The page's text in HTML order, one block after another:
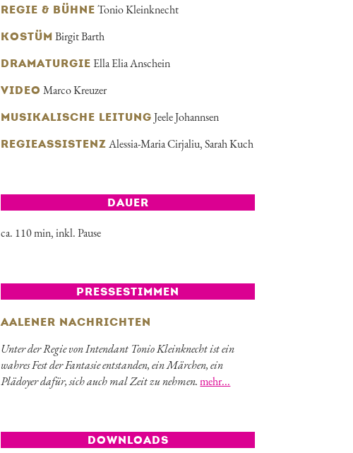
REGIE & BÜHNE Tonio Kleinknecht
KOSTÜM Birgit Barth
DRAMATURGIE Ella Elia Anschein
VIDEO Marco Kreuzer
MUSIKALISCHE LEITUNG Jeele Johannsen
REGIEASSISTENZ Alessia-Maria Cirjaliu, Sarah Kuch
DAUER
ca. 110 min, inkl. Pause
PRESSESTIMMEN
AALENER NACHRICHTEN
Unter der Regie von Intendant Tonio Kleinknecht ist ein
wahres Fest der Fantasie entstanden, ein Märchen, ein
Plädoyer dafür, sich auch mal Zeit zu nehmen. mehr...
DOWNLOADS